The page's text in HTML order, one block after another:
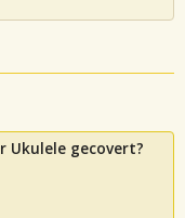
Ukulele gecovert?